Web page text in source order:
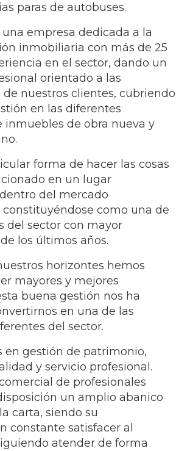
paras de autobuses.
una empresa dedicada a la
inmobiliaria con más de 25
en el sector, dando un
orientado a las
de nuestros clientes, cubriendo
en las diferentes
inmuebles de obra nueva y
forma de hacer las cosas
en un lugar
del mercado
como una de
del sector con mayor
los últimos años.
horizontes hemos
mayores y mejores
buena gestión nos ha
en una de las
del sector.
en gestión de patrimonio,
y servicio profesional.
de profesionales
un amplio abanico
carta, siendo su
constante satisfacer al
atender de forma